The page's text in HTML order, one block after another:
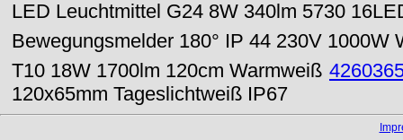
LED Leuchtmittel G24 8W 340lm 5730
Bewegungsmelder 180° IP 44 230V 1000W
T10 18W 1700lm 120cm Warmweiß
120x65mm Tageslichtweiß IP67